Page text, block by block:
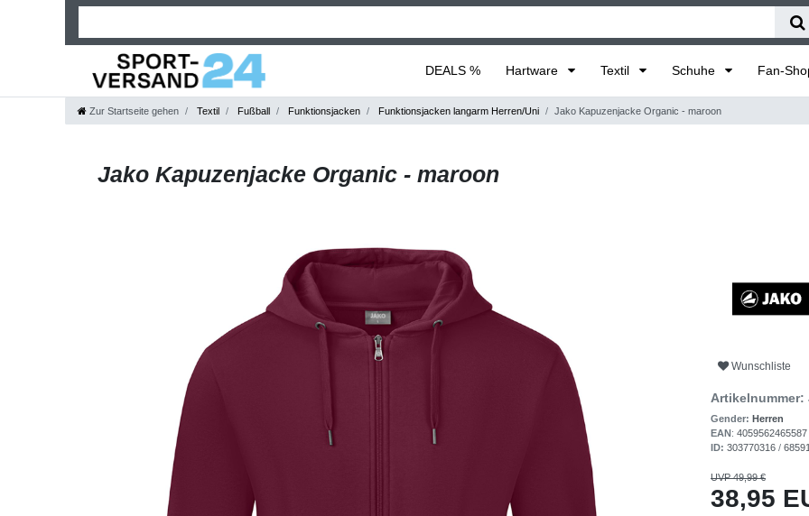
DEALS % Hartware Textil Schuhe Fan-
Zur Startseite gehen Textil Fußball Funktionsjacken Funktionsjacken langarm Herren/Uni Jako Kapuzenjacke Organic - maroon
Jako Kapuzenjacke Organic - maroon
Wunschliste
Artikelnummer:
Gender: Herren
EAN: 4059562465587
ID: 303770316 /
UVP 49,99 €
38,95